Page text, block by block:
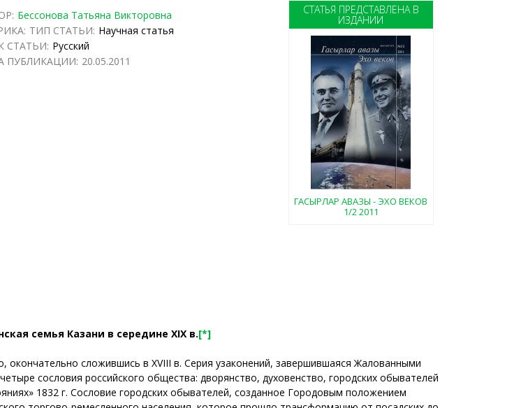
Бессонова Татьяна Викторовна
ТИП СТАТЬИ: Научная статья
СТАТЬИ: Русский
ПУБЛИКАЦИИ: 20.05.2011
СТАТЬЯ ПРЕДСТАВЛЕНА В
ИЗДАНИИ
ГАСЫРЛАР АВАЗЫ - ЭХО ВЕКОВ
1/2 2011
семья Казани в середине XIX в.[*]
окончательно сложившись в XVIII в. Серия узаконений, завершившаяся Жалованными
сословия российского общества: дворянство, духовенство, городских обывателей
1832 г. Сословие городских обывателей, созданное Городовым положением